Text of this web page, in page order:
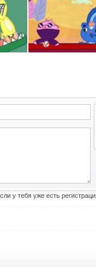
у тебя уже есть